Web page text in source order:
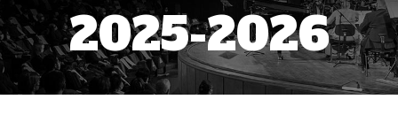
2025-2026